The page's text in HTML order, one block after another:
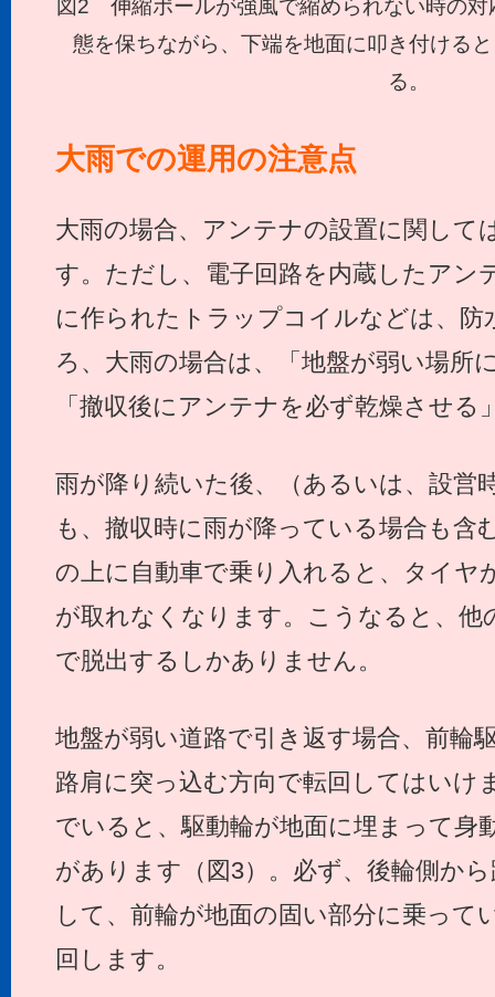
図2 伸縮ポールが強風で縮められない時の対
態を保ちながら、下端を地面に叩き付ける
る。
大雨での運用の注意点
大雨の場合、アンテナの設置に関して
す。ただし、電子回路を内蔵したアン
に作られたトラップコイルなどは、防
ろ、大雨の場合は、「地盤が弱い場所
「撤収後にアンテナを必ず乾燥させる
雨が降り続いた後、（あるいは、設営
も、撤収時に雨が降っている場合も含
の上に自動車で乗り入れると、タイヤ
が取れなくなります。こうなると、他
で脱出するしかありません。
地盤が弱い道路で引き返す場合、前輪
路肩に突っ込む方向で転回してはいけ
でいると、駆動輪が地面に埋まって身
があります（図3）。必ず、後輪側か
して、前輪が地面の固い部分に乗って
回します。